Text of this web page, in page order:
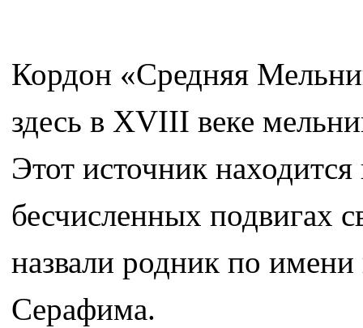
Кордон «Средняя
здесь в XVIII веке
Этот источник
бесчисленных подвигах
назвали родник по
Серафима.